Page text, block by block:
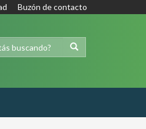
Buzón de contacto